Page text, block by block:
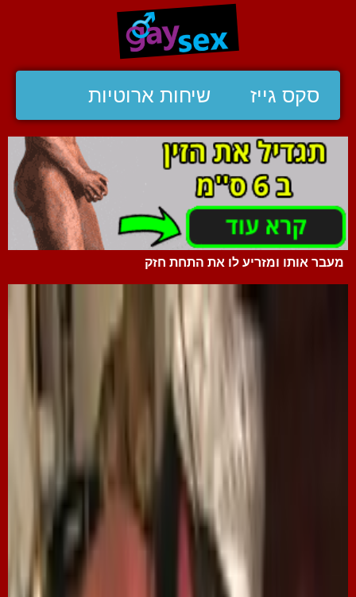
סקס גייז שיחות ארוטיות
מעבר אותו ומזריע לו את התחת חזק